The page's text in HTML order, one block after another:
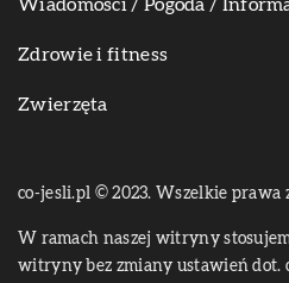
Wiadomości / Pogoda /
Zdrowie i fitness
Zwierzęta
co-jesli.pl © 2023. Wszelkie prawa
W ramach naszej witryny
witryny bez zmiany ustawień dot.